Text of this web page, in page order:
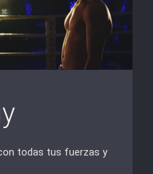
todas tus fuerzas y